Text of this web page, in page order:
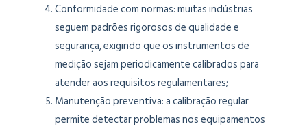
Conformidade com normas: muitas indústrias
seguem padrões rigorosos de qualidade e
segurança, exigindo que os instrumentos de
medição sejam periodicamente calibrados para
atender aos requisitos regulamentares;
Manutenção preventiva: a calibração regular
permite detectar problemas nos equipamentos